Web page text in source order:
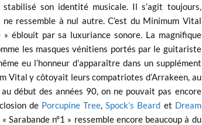
son identité musicale. Il s’agit toujours,
ressemble à nul autre. C’est du Minimum Vital
» éblouit par sa luxuriance sonore. La magnifique
les masques vénitiens portés par le guitariste
eu l’honneur d’apparaître dans un supplément
Vital y côtoyait leurs compatriotes d’Arrakeen, au
au début des années 90, on ne pouvait pas encore
de Porcupine Tree Spock’s Beard et Dream
n°1 » ressemble encore beaucoup à du